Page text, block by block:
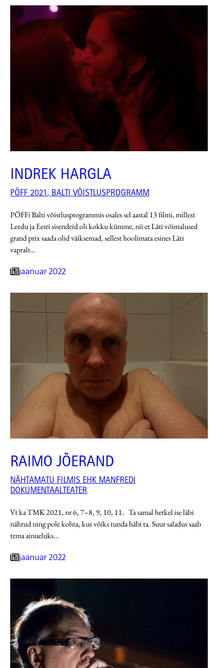
INDREK HARGLA
PÖFF 2021, BALTI VÕISTLUSPROGRAMM
PÖFFi Balti võistlusprogrammis osales sel aastal 13 filmi, millest
Leedu ja Eesti sisendeid oli kokku kümme, nii et Läti võimalused
grand prix saada olid väiksemad, sellest hoolimata esines Läti
vapralt…
jaanuar 2022
RAIMO JÕERAND
NÄHTAMATU FILMIS EHK MANFREDI
DOKUMENTAALTEATER
Vt ka TMK 2021, nr 6, 7–8, 9, 10, 11. Ta samal hetkel ise läbi
nähtud ning pole kohta, kus võiks tunda häbi ta. Suur saladus saab
tema ainueluks…
jaanuar 2022